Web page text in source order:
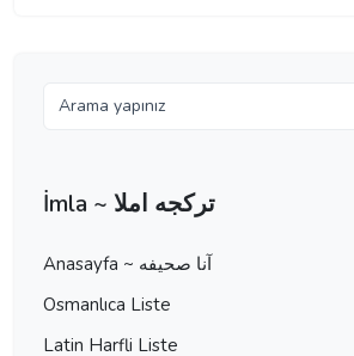
İmla ~ تركجه املا
Anasayfa ~ آنا صحيفه
Osmanlıca Liste
Latin Harfli Liste